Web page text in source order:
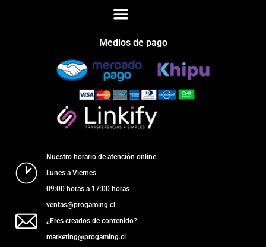
Medios de pago
Nuestro horario de atención online:
Lunes a Viernes
09:00 horas a 17:00 horas
ventas@progaming.cl
¿Eres creados de contenido?
marketing@progaming.cl